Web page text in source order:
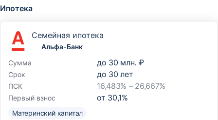
Ипотека
Семейная ипотека
Альфа-Банк
Сумма
до 30 млн. ₽
Срок до 30 лет
ПСК 16,483% – 26,667%
Первый взнос от 30,1%
Материнский капитал